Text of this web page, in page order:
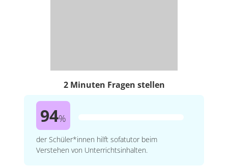
2 Minuten Fragen stellen
94%
der Schüler*innen hilft sofatutor beim
Verstehen von Unterrichtsinhalten.